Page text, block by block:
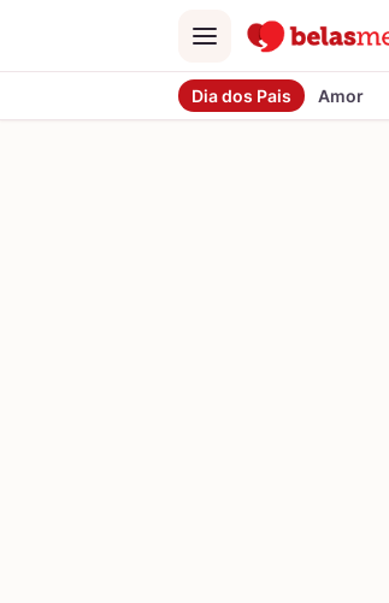
Menu
Dia dos Pais Amor